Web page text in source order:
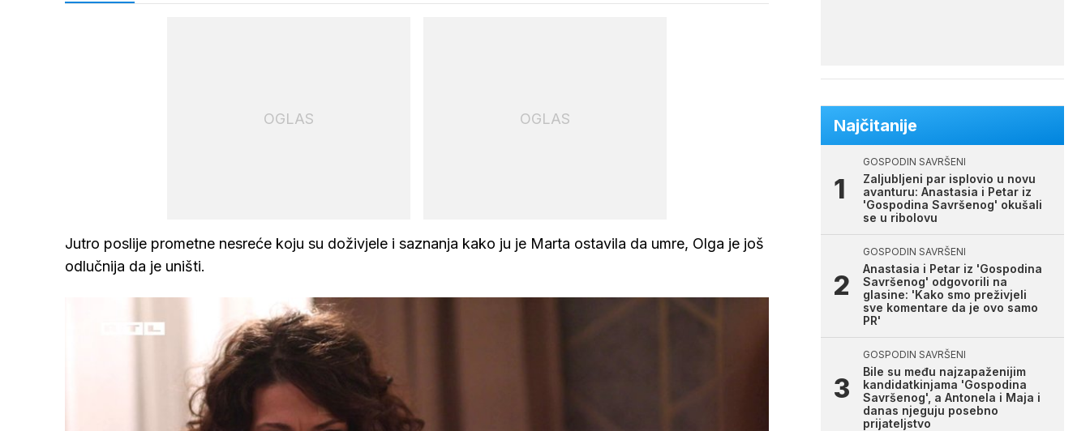
OGLAS OGLAS
Jutro poslije prometne nesreće koju su doživjele i saznanja kako ju je Marta ostavila da umre, Olga je još
odlučnija da je uništi.
Najčitanije
GOSPODIN SAVRŠENI
Zaljubljeni par isplovio u novu
avanturu: Anastasia i Petar iz
'Gospodina Savršenog' okušali
se u ribolovu
GOSPODIN SAVRŠENI
Anastasia i Petar iz 'Gospodina
Savršenog' odgovorili na
glasine: 'Kako smo preživjeli
sve komentare da je ovo samo
PR'
GOSPODIN SAVRŠENI
Bile su među najzapaženijim
kandidatkinjama 'Gospodina
Savršenog', a Antonela i Maja i
danas njeguju posebno
prijateljstvo